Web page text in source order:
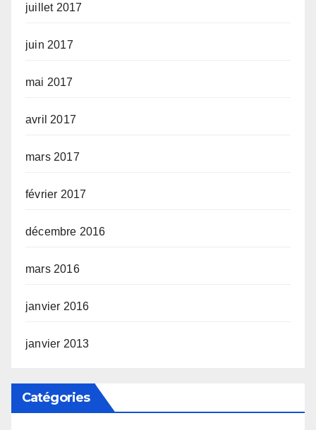
juillet 2017
juin 2017
mai 2017
avril 2017
mars 2017
février 2017
décembre 2016
mars 2016
janvier 2016
janvier 2013
Catégories